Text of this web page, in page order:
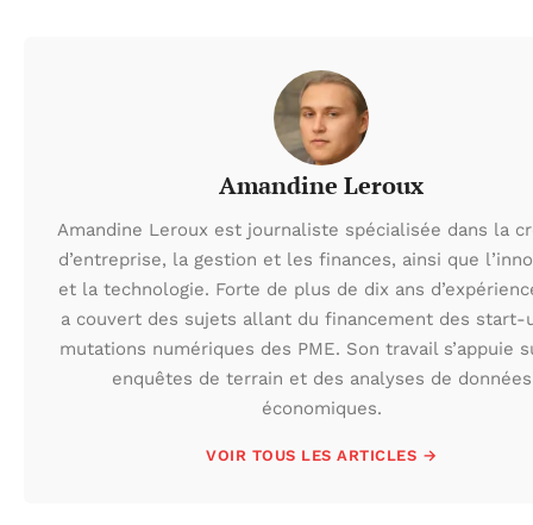
Amandine Leroux
Amandine Leroux est journaliste spécialisée dans la
d’entreprise, la gestion et les finances, ainsi que
et la technologie. Forte de plus de dix ans
a couvert des sujets allant du financement des start-
mutations numériques des PME. Son travail s’appuie
enquêtes de terrain et des analyses de données
économiques.
VOIR TOUS LES ARTICLES →